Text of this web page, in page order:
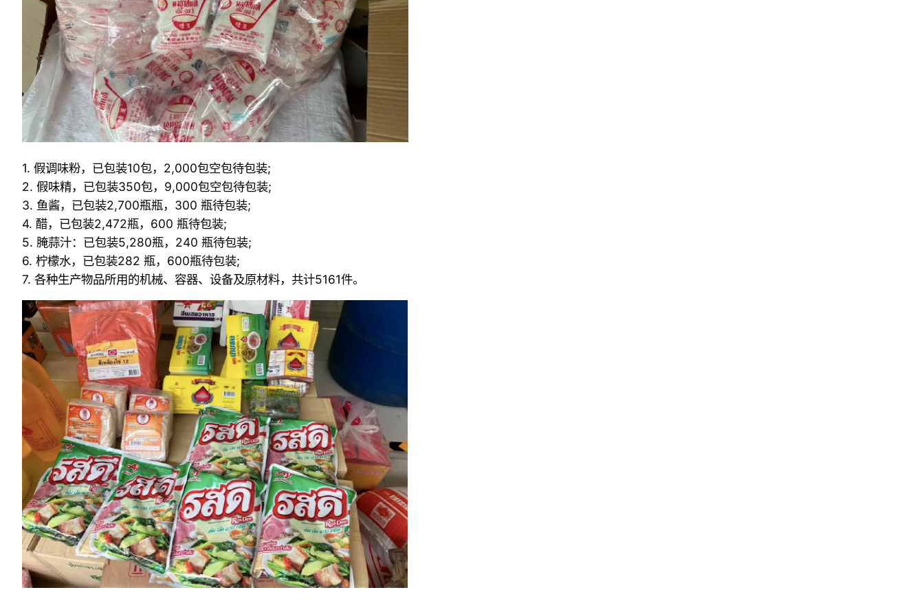
1. 假调味粉，已包装10包，2,000包空包待包装;
2. 假味精，已包装350包，9,000包空包待包装;
3. 鱼酱，已包装2,700瓶瓶，300 瓶待包装;
4. 醋，已包装2,472瓶，600 瓶待包装;
5. 腌蒜汁：已包装5,280瓶，240 瓶待包装;
6. 柠檬水，已包装282 瓶，600瓶待包装;
7. 各种生产物品所用的机械、容器、设备及原材料，共计5161件。